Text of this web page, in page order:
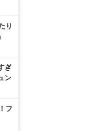
り
ぎ
ン
フ